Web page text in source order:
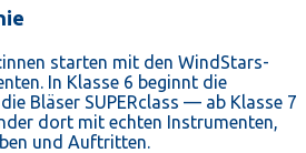
starten mit den WindStars-
In Klasse 6 beginnt die
Bläser SUPERclass — ab Klasse 7
dort mit echten Instrumenten,
und Auftritten.